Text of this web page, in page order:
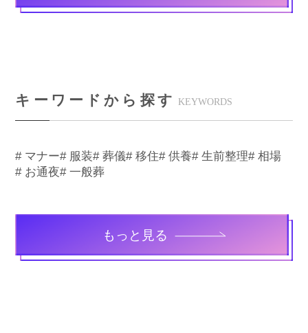
キーワードから探す KEYWORDS
# マナー# 服装# 葬儀# 移住# 供養# 生前整理# 相場
# お通夜# 一般葬
もっと見る